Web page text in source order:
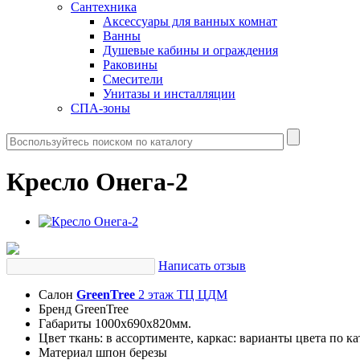
Сантехника
Аксессуары для ванных комнат
Ванны
Душевые кабины и ограждения
Раковины
Смесители
Унитазы и инсталляции
СПА-зоны
Кресло Онега-2
Написать отзыв
Салон GreenTree 2 этаж ТЦ ЦДМ
Бренд GreenTree
Габариты 1000х690х820мм.
Цвет ткань: в ассортименте, каркас: варианты цвета по
Материал шпон березы